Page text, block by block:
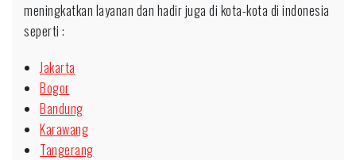
meningkatkan layanan dan hadir juga di kota-kota di indonesia
seperti :
Jakarta
Bogor
Bandung
Karawang
Tangerang